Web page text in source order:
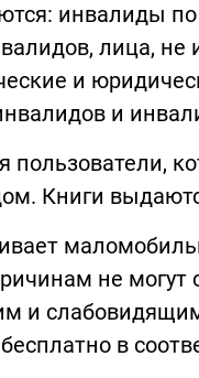
инвалиды
лица,
и
и
Книги
не могут
и
в